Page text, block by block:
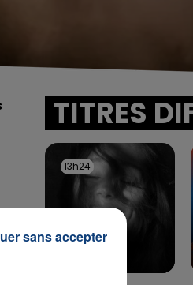
TITRES
13h24
13h24
sans accepter